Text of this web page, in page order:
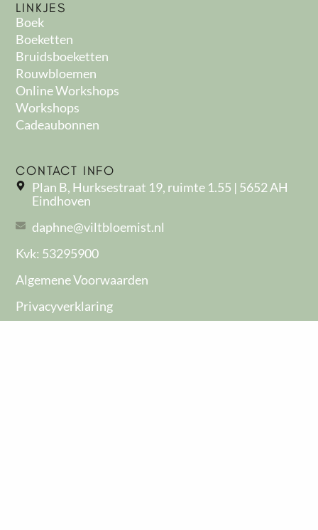
LINKJES
Boek
Boeketten
Bruidsboeketten
Rouwbloemen
Online Workshops
Workshops
Cadeaubonnen
CONTACT INFO
Plan B, Hurksestraat 19, ruimte 1.55 | 5652 AH
Eindhoven
daphne@viltbloemist.nl
Kvk: 53295900
Algemene Voorwaarden
Privacyverklaring